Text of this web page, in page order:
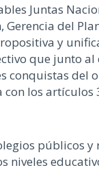
Juntas
del
y
que junto
conquistas del
los artículos
públicos
niveles